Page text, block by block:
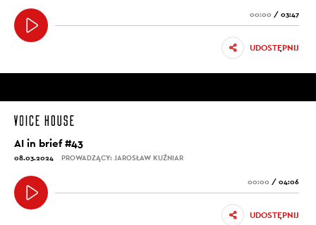
00:00 / 03:47
UDOSTĘPNIJ
AI in brief #43
08.03.2024 PROWADZĄCY: JAROSŁAW KUŹNIAR
00:00 / 04:06
UDOSTĘPNIJ